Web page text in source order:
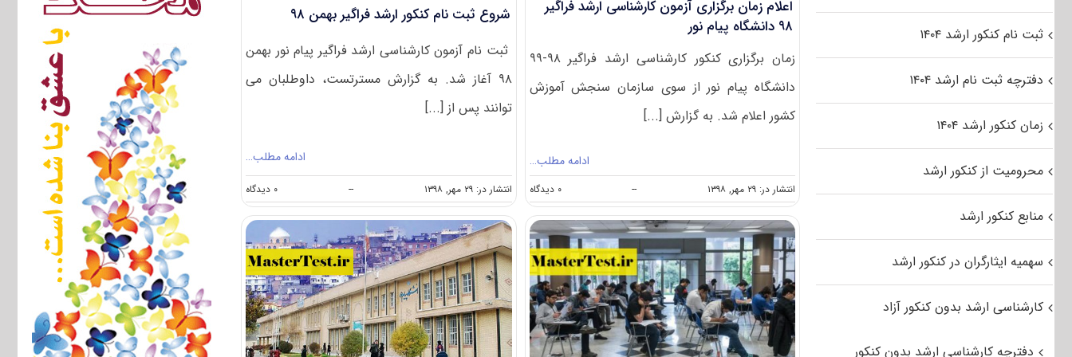
اعلام زمان برگزاری آزمون کارشناسی ارشد فراگیر
۹۸ دانشگاه پیام نور
زمان برگزاری کنکور کارشناسی ارشد فراگیر ۹۸-۹۹
دانشگاه پیام نور از سوی سازمان سنجش آموزش
کشور اعلام شد. به گزارش [...]
ادامه مطلب…
انتشار در: ۲۹ مهر, ۱۳۹۸ -- ۰ دیدگاه
اعلام
زمان
برگزاری
آزمون
کارشناسی
ارشد
فراگیر
۹۸
دانشگاه
پیام
شروع ثبت نام کنکور ارشد فراگیر بهمن ۹۸
ثبت نام آزمون کارشناسی ارشد فراگیر پیام نور بهمن
۹۸ آغاز شد. به گزارش مسترتست، داوطلبان می
توانند پس از [...]
ادامه مطلب…
انتشار در: ۲۹ مهر, ۱۳۹۸ -- ۰ دیدگاه
on
شروع
ثبت
نام
کنکور
فراگیر
بهمن
۹۸
ثبت نام کنکور ارشد ۱۴۰۴
دفترچه ثبت نام ارشد ۱۴۰۴
زمان کنکور ارشد ۱۴۰۴
محرومیت از کنکور ارشد
منابع کنکور ارشد
سهمیه ایثارگران در کنکور ارشد
کارشناسی ارشد بدون کنکور آزاد
دفترچه کارشناسی ارشد بدون کنکور